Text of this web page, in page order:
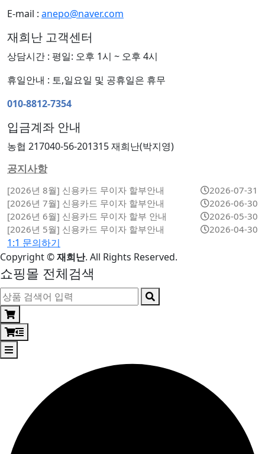
E-mail : anepo@naver.com
재희난 고객센터
상담시간 : 평일: 오후 1시 ~ 오후 4시
휴일안내 : 토,일요일 및 공휴일은 휴무
010-8812-7354
입금계좌 안내
농협 217040-56-201315 재희난(박지영)
공지사항
[2026년 8월] 신용카드 무이자 할부안내
2026-07-31
[2026년 7월] 신용카드 무이자 할부안내
2026-06-30
[2026년 6월] 신용카드 무이자 할부 안내
2026-05-30
[2026년 5월] 신용카드 무이자 할부안내
2026-04-30
1:1 문의하기
Copyright©재희난. All Rights Reserved.
쇼핑몰 전체검색